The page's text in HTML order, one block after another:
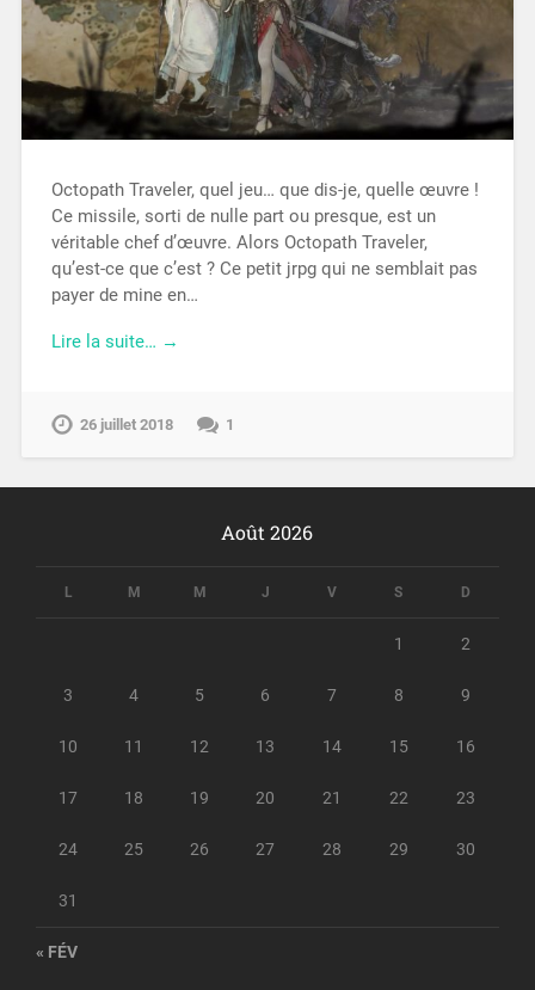
Octopath Traveler, quel jeu… que dis-je, quelle œuvre !
Ce missile, sorti de nulle part ou presque, est un
véritable chef d’œuvre. Alors Octopath Traveler,
qu’est-ce que c’est ? Ce petit jrpg qui ne semblait pas
payer de mine en…
Lire la suite… →
26 juillet 2018 1
Août 2026
L M M J V S D
1 2
3 4 5 6 7 8 9
10 11 12 13 14 15 16
17 18 19 20 21 22 23
24 25 26 27 28 29 30
31
« FÉV